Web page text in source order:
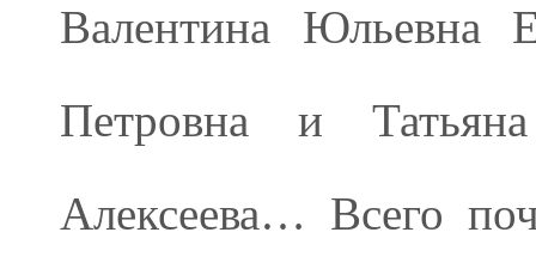
Валентина Юльевна
Петровна и
Алексеева… Всего